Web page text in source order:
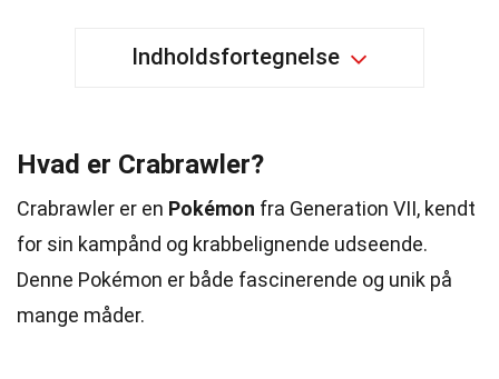
Indholdsfortegnelse
Hvad er Crabrawler?
Crabrawler er en Pokémon fra Generation VII, kendt
for sin kampånd og krabbelignende udseende.
Denne Pokémon er både fascinerende og unik på
mange måder.